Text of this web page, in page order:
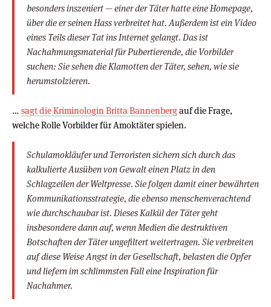
besonders inszeniert — einer der Täter hatte eine Homepage,
über die er seinen Hass verbreitet hat. Außerdem ist ein Video
eines Teils dieser Tat ins Internet gelangt. Das ist
Nachahmungsmaterial für Pubertierende, die Vorbilder
suchen: Sie sehen die Klamotten der Täter, sehen, wie sie
herumstolzieren.
… sagt die Kriminologin Britta Bannenbergauf die Frage,
welche Rolle Vorbilder für Amoktäter spielen.
Schulamokläufer und Terroristen sichern sich durch das
kalkulierte Ausüben von Gewalt einen Platz in den
Schlagzeilen der Weltpresse. Sie folgen damit einer bewährten
Kommunikationsstrategie, die ebenso menschenverachtend
wie durchschaubar ist. Dieses Kalkül der Täter geht
insbesondere dann auf, wenn Medien die destruktiven
Botschaften der Täter ungefiltert weitertragen. Sie verbreiten
auf diese Weise Angst in der Gesellschaft, belasten die Opfer
und liefern im schlimmsten Fall eine Inspiration für
Nachahmer.